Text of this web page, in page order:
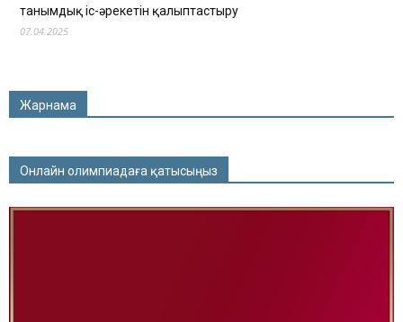
танымдық іс-әрекетін қалыптастыру
07.04.2025
Жарнама
Онлайн олимпиадаға қатысыңыз